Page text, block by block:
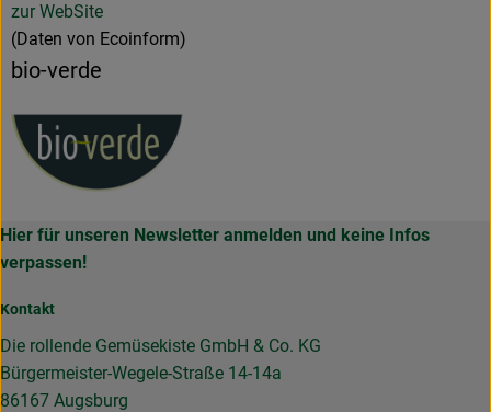
zur WebSite
(Daten von Ecoinform)
bio-verde
Hier für unseren Newsletter anmelden und keine Infos
verpassen!
Kontakt
Die rollende Gemüsekiste GmbH & Co. KG
Bürgermeister-Wegele-Straße 14-14a
86167 Augsburg